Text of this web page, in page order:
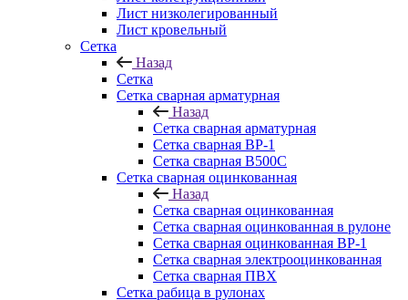
Лист низколегированный
Лист кровельный
Сетка
Назад
Сетка
Сетка сварная арматурная
Назад
Сетка сварная арматурная
Сетка сварная ВР-1
Сетка сварная В500С
Сетка сварная оцинкованная
Назад
Сетка сварная оцинкованная
Сетка сварная оцинкованная в рулоне
Сетка сварная оцинкованная ВР-1
Сетка сварная электрооцинкованная
Сетка сварная ПВХ
Сетка рабица в рулонах